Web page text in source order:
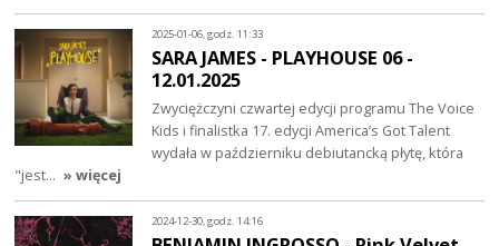
2025-01-06, godz. 11:33
SARA JAMES - PLAYHOUSE 06 -
12.01.2025
Zwyciężczyni czwartej edycji programu The Voice
Kids i finalistka 17. edycji America’s Got Talent
wydała w październiku debiutancką płytę, która
"jest… » więcej
2024-12-30, godz. 14:16